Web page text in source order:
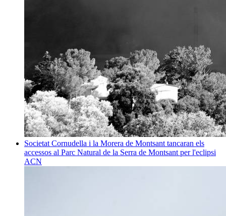
Societat Cornudella i la Morera de Montsant tancaran els
accessos al Parc Natural de la Serra de Montsant per l'eclipsi
ACN